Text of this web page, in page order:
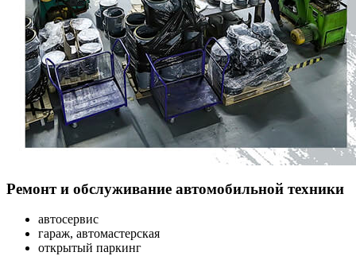
Ремонт и обслуживание автомобильной техники
автосервис
гараж, автомастерская
открытый паркинг